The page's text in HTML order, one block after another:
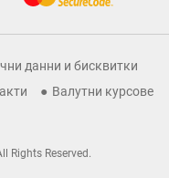
данни и бисквитки
Валутни курсове
Rights Reserved.